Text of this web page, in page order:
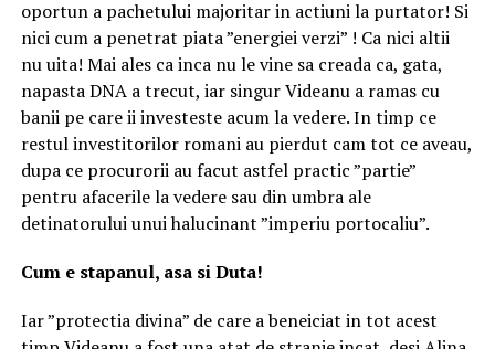
oportun a pachetului majoritar in actiuni la purtator! Si
nici cum a penetrat piata ”energiei verzi” ! Ca nici altii
nu uita! Mai ales ca inca nu le vine sa creada ca, gata,
napasta DNA a trecut, iar singur Videanu a ramas cu
banii pe care ii investeste acum la vedere. In timp ce
restul investitorilor romani au pierdut cam tot ce aveau,
dupa ce procurorii au facut astfel practic ”partie”
pentru afacerile la vedere sau din umbra ale
detinatorului unui halucinant ”imperiu portocaliu”.
Cum e stapanul, asa si Duta!
Iar ”protectia divina” de care a beneiciat in tot acest